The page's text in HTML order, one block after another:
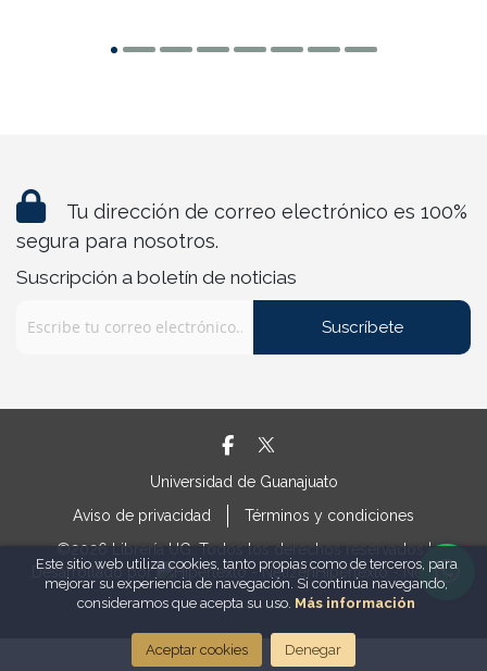
Tu dirección de correo electrónico es 100%
segura para nosotros.
Suscripción a boletín de noticias
Suscríbete
Universidad de Guanajuato
Aviso de privacidad
Términos y condiciones
©2026 Librería UG. Todos los derechos reservados |
Desarrollado por
Hipertexto - Netizen
Este sitio web utiliza cookies, tanto propias como de terceros, para
mejorar su experiencia de navegación. Si continúa navegando,
consideramos que acepta su uso. Más información
Aceptar cookies Denegar